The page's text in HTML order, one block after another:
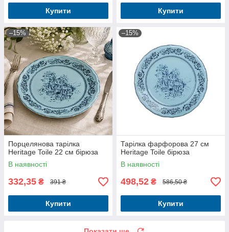
Купити Купити
–15%
Порцелянова тарілка
Heritage Toile 22 см бірюза
В наявності
332,35 ₴ 391 ₴
Купити
–15%
Тарілка фарфорова 27 см
Heritage Toile бірюза
В наявності
498,52 ₴ 586,50 ₴
Купити